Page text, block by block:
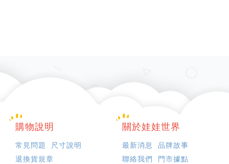
購物說明
常見問題
尺寸說明
退換貨規章
關於娃娃世界
最新消息
品牌故事
聯絡我們
門市據點